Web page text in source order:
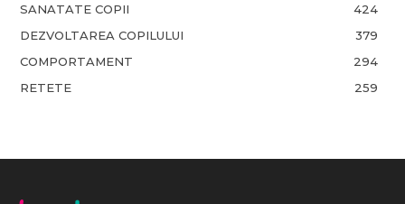
SANATATE COPII
424
DEZVOLTAREA COPILULUI
379
COMPORTAMENT
294
RETETE
259